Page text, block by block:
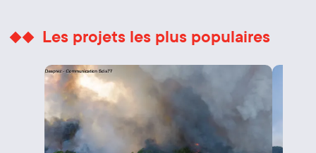
Les projets les plus populaires